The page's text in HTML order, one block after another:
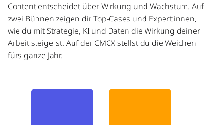
Content entscheidet über Wirkung und Wachstum. Auf
zwei Bühnen zeigen dir Top-Cases und Expert:innen,
wie du mit Strategie, KI und Daten die Wirkung deiner
Arbeit steigerst. Auf der CMCX stellst du die Weichen
fürs ganze Jahr.